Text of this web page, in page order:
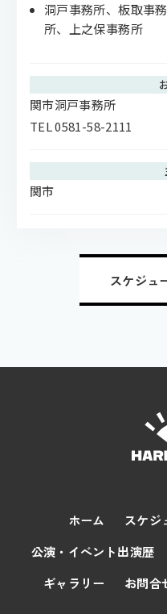
洞戸事務所、板取事
所、上之保事務所
関市洞戸事務所
TEL 0581-58-2111
関市
スケジュ
ホーム スケジ
公演・イベント出演歴
ギャラリー
お問合